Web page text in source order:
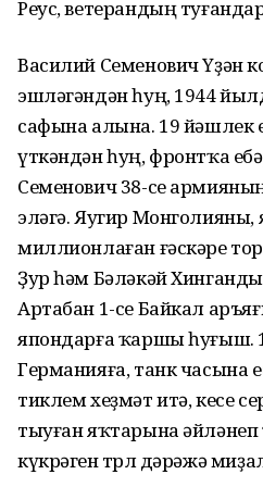
Реус, ветерандың
Василий Семенович Үҙән
эшләгәндән һуң, 1944
сафына алына. 19 йәшлек
үткәндән һуң, фронтҡа
Семенович 38-се
эләгә. Яугир
миллионлаған ғәскәре
Ҙур һәм Бәләкәй
Артабан 1-се Байкал
япондарға ҡаршы һуғыш.
Германияға, танк часына
тиклем хеҙмәт итә, кесе
тыуған яҡтарына
күкрәген төрлө дәрәжә